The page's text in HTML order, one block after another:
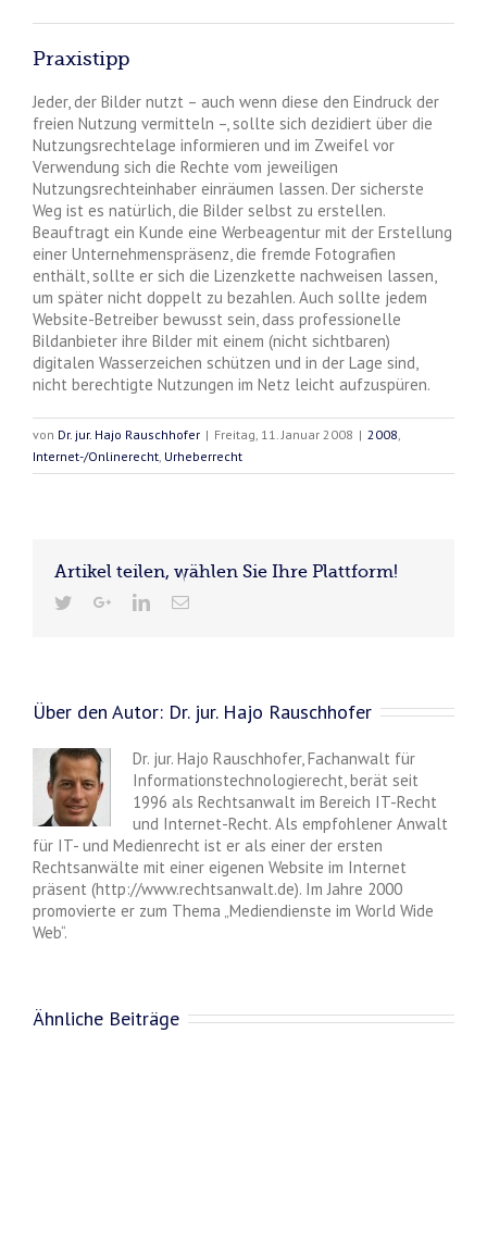
Praxistipp
Jeder, der Bilder nutzt – auch wenn diese den Eindruck der
freien Nutzung vermitteln –, sollte sich dezidiert über die
Nutzungsrechtelage informieren und im Zweifel vor
Verwendung sich die Rechte vom jeweiligen
Nutzungsrechteinhaber einräumen lassen. Der sicherste
Weg ist es natürlich, die Bilder selbst zu erstellen.
Beauftragt ein Kunde eine Werbeagentur mit der Erstellung
einer Unternehmenspräsenz, die fremde Fotografien
enthält, sollte er sich die Lizenzkette nachweisen lassen,
um später nicht doppelt zu bezahlen. Auch sollte jedem
Website-Betreiber bewusst sein, dass professionelle
Bildanbieter ihre Bilder mit einem (nicht sichtbaren)
digitalen Wasserzeichen schützen und in der Lage sind,
nicht berechtigte Nutzungen im Netz leicht aufzuspüren.
von Dr. jur. Hajo Rauschhofer | Freitag, 11. Januar 2008 | 2008
Internet-/Onlinerecht Urheberrecht
Artikel teilen, wählen Sie Ihre Plattform!
Über den Autor: Dr. jur. Hajo Rauschhofer
Dr. jur. Hajo Rauschhofer, Fachanwalt für
Informationstechnologierecht, berät seit
1996 als Rechtsanwalt im Bereich IT-Recht
und Internet-Recht. Als empfohlener Anwalt
für IT- und Medienrecht ist er als einer der ersten
Rechtsanwälte mit einer eigenen Website im Internet
präsent (http://www.rechtsanwalt.de). Im Jahre 2000
promovierte er zum Thema „Mediendienste im World Wide
Web“.
Ähnliche Beiträge